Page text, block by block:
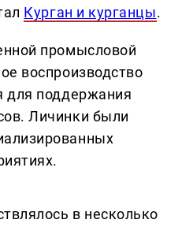
Курган и курганцы.
промысловой
воспроизводство
для поддержания
Личинки были
в несколько